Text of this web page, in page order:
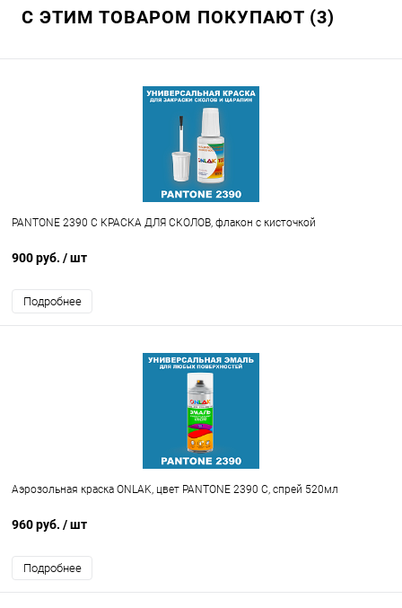
С ЭТИМ ТОВАРОМ ПОКУПАЮТ (3)
PANTONE 2390 C КРАСКА ДЛЯ СКОЛОВ, флакон с кисточкой
900 руб. / шт
Подробнее
Аэрозольная краска ONLAK, цвет PANTONE 2390 C, спрей 520мл
960 руб. / шт
Подробнее